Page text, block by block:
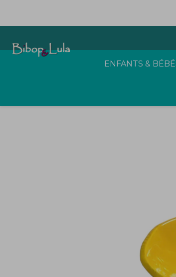
ENFANTS &